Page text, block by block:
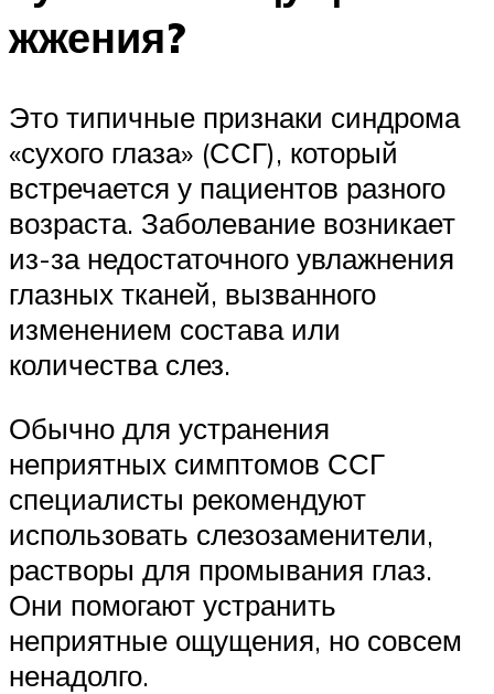
жжения?
Это типичные признаки синдрома
«сухого глаза» (ССГ), который
встречается у пациентов разного
возраста. Заболевание возникает
из-за недостаточного увлажнения
глазных тканей, вызванного
изменением состава или
количества слез.
Обычно для устранения
неприятных симптомов ССГ
специалисты рекомендуют
использовать слезозаменители,
растворы для промывания глаз.
Они помогают устранить
неприятные ощущения, но совсем
ненадолго.